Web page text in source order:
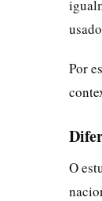
Por
O